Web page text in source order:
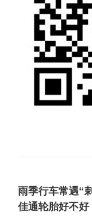
落，现在都是
会留痕迹在
问：行车记录
触控屏?
机也可以连接
触屏也能使得
雨季行车常遇“
佳通轮胎好不好